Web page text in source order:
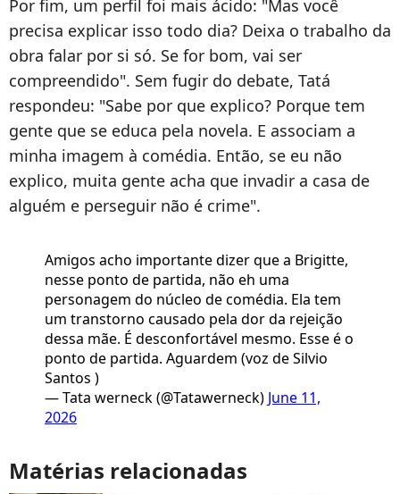
Por fim, um perfil foi mais ácido: "Mas você
precisa explicar isso todo dia? Deixa o trabalho da
obra falar por si só. Se for bom, vai ser
compreendido". Sem fugir do debate, Tatá
respondeu: "Sabe por que explico? Porque tem
gente que se educa pela novela. E associam a
minha imagem à comédia. Então, se eu não
explico, muita gente acha que invadir a casa de
alguém e perseguir não é crime".
Amigos acho importante dizer que a Brigitte,
nesse ponto de partida, não eh uma
personagem do núcleo de comédia. Ela tem
um transtorno causado pela dor da rejeição
dessa mãe. É desconfortável mesmo. Esse é o
ponto de partida. Aguardem (voz de Silvio
Santos )
— Tata werneck (@Tatawerneck) June 11,
2026
Matérias relacionadas